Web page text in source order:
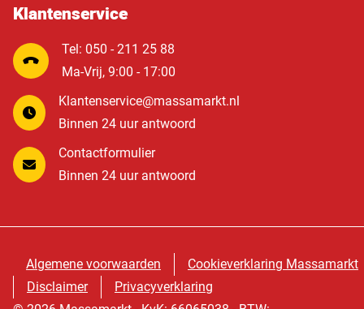
Klantenservice
Tel: 050 - 211 25 88
Ma-Vrij, 9:00 - 17:00
Klantenservice@massamarkt.nl
Binnen 24 uur antwoord
Contactformulier
Binnen 24 uur antwoord
Algemene voorwaarden
Cookieverklaring Massamarkt
Disclaimer
Privacyverklaring